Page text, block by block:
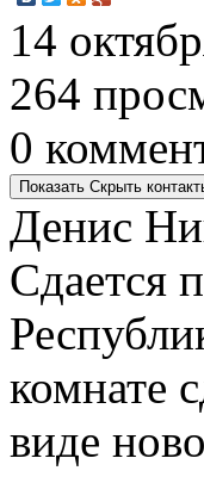
14
264
0
Показать Скрыть
Денис
Сдается
комнате
виде